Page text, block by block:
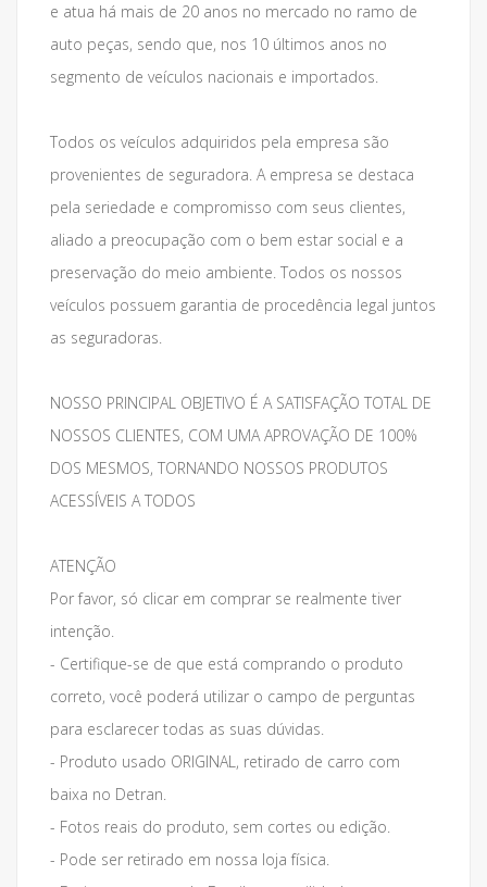
e atua há mais de 20 anos no mercado no ramo de
auto peças, sendo que, nos 10 últimos anos no
segmento de veículos nacionais e importados.
Todos os veículos adquiridos pela empresa são
provenientes de seguradora. A empresa se destaca
pela seriedade e compromisso com seus clientes,
aliado a preocupação com o bem estar social e a
preservação do meio ambiente. Todos os nossos
veículos possuem garantia de procedência legal juntos
as seguradoras.
NOSSO PRINCIPAL OBJETIVO É A SATISFAÇÃO TOTAL DE
NOSSOS CLIENTES, COM UMA APROVAÇÃO DE 100%
DOS MESMOS, TORNANDO NOSSOS PRODUTOS
ACESSÍVEIS A TODOS
ATENÇÃO
Por favor, só clicar em comprar se realmente tiver
intenção.
- Certifique-se de que está comprando o produto
correto, você poderá utilizar o campo de perguntas
para esclarecer todas as suas dúvidas.
- Produto usado ORIGINAL, retirado de carro com
baixa no Detran.
- Fotos reais do produto, sem cortes ou edição.
- Pode ser retirado em nossa loja física.